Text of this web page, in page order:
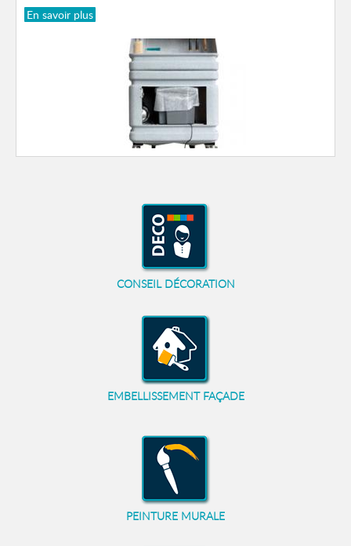
En savoir plus
CONSEIL DÉCORATION
EMBELLISSEMENT FAÇADE
PEINTURE MURALE